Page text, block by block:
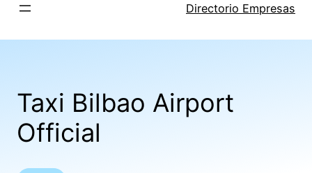
Saltar
Directorio Empresas
Taxi Bilbao Airport
Official